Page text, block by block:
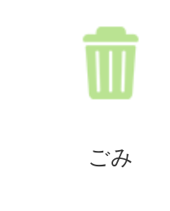
ごみ